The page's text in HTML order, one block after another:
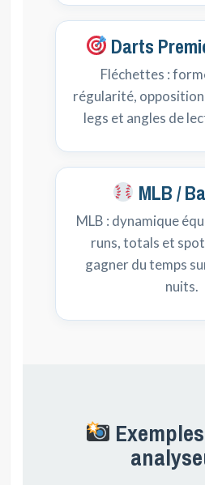
Darts
Fléchettes :
régularité,
legs et angles de
MLB /
MLB : dynamique
runs, totals et
gagner du temps
nuits.